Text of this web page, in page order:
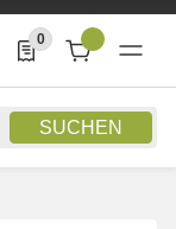
SUCHEN
0
0 Produkte in der